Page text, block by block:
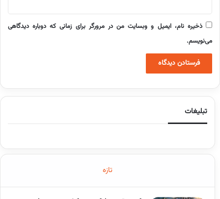
ذخیره نام، ایمیل و وبسایت من در مرورگر برای زمانی که دوباره دیدگاهی
می‌نویسم.
تبلیغات
تازه